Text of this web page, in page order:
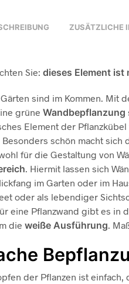
ZUSÄTZLICHE
Sie: dieses Element ist
sind im Kommen. Mit
grüne Wandbepflanzung
Element der
Besonders schön macht
für die Gestaltung von
. Hiermit lassen sich
im Garten oder im
oder als lebendiger
eine Pflanzwand gibt es in
die weiße Ausführung .
der Pflanzen ist